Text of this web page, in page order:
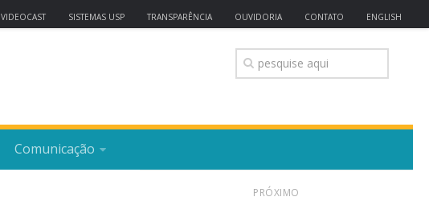
VIDEOCAST SISTEMAS USP TRANSPARÊNCIA OUVIDORIA CONTATO ENGLISH
Comunicação
PRÓXIMO